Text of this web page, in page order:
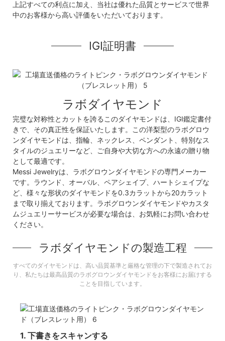
上記すべての利点に加え、当社は優れた品質とサービスで世界
中のお客様から高い評価をいただいております。
IGI証明書
ラボダイヤモンド
完璧な対称性とカットを誇るこのダイヤモンドは、IGI鑑定書付
きで、その真正性を保証いたします。この洋梨型のラボグロウ
ンダイヤモンドは、指輪、ネックレス、ペンダント、特別なス
タイルのジュエリーなど、ご自身や大切な方への永遠の贈り物
として最適です。
Messi Jewelryは、ラボグロウンダイヤモンドの専門メーカー
です。ラウンド、オーバル、ペアシェイプ、ハートシェイプな
ど、様々な形状のダイヤモンドを0.3カラットから20カラット
まで取り揃えております。ラボグロウンダイヤモンドやカスタ
ムジュエリーサービスが必要な場合は、お気軽にお問い合わせ
ください。
ラボダイヤモンドの製造工程
すべてのダイヤモンドは、高い品質基準と厳格な管理の下で製造されてお
り、私たちは最高品質のラボグロウンダイヤモンドをお客様にお届けする
ことを目指しています。
1. 下書きをスキャンする